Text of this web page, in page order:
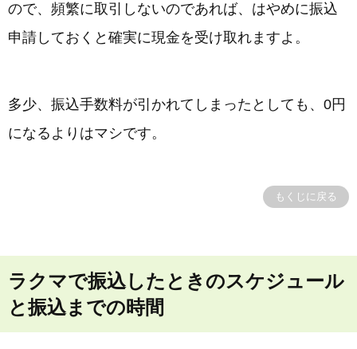
ので、頻繁に取引しないのであれば、はやめに振込
申請しておくと確実に現金を受け取れますよ。
多少、振込手数料が引かれてしまったとしても、0円
になるよりはマシです。
もくじに戻る
ラクマで振込したときのスケジュール
と振込までの時間